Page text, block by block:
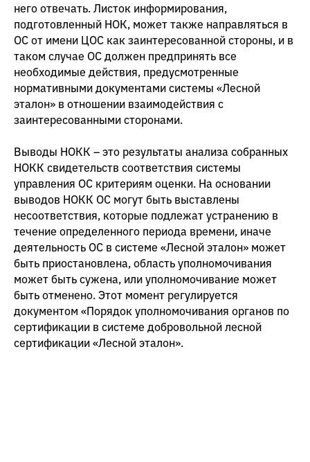
него отвечать. Листок информирования,
подготовленный НОК, может также направляться в
ОС от имени ЦОС как заинтересованной стороны, и в
таком случае ОС должен предпринять все
необходимые действия, предусмотренные
нормативными документами системы «Лесной
эталон» в отношении взаимодействия с
заинтересованными сторонами.
Выводы НОКК – это результаты анализа собранных
НОКК свидетельств соответствия системы
управления ОС критериям оценки. На основании
выводов НОКК ОС могут быть выставлены
несоответствия, которые подлежат устранению в
течение определенного периода времени, иначе
деятельность ОС в системе «Лесной эталон» может
быть приостановлена, область уполномочивания
может быть сужена, или уполномочивание может
быть отменено. Этот момент регулируется
документом «Порядок уполномочивания органов по
сертификации в системе добровольной лесной
сертификации «Лесной эталон».